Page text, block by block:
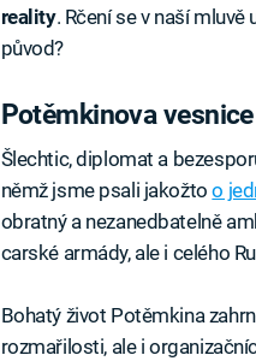
reality. Rčení se v naší
původ?
Potěmkinova
Šlechtic, diplomat a
němž jsme psali jakožtoo
obratný a nezanedbatelně
carské armády, ale i celého
Bohatý život Potěmkina
rozmařilosti, ale i